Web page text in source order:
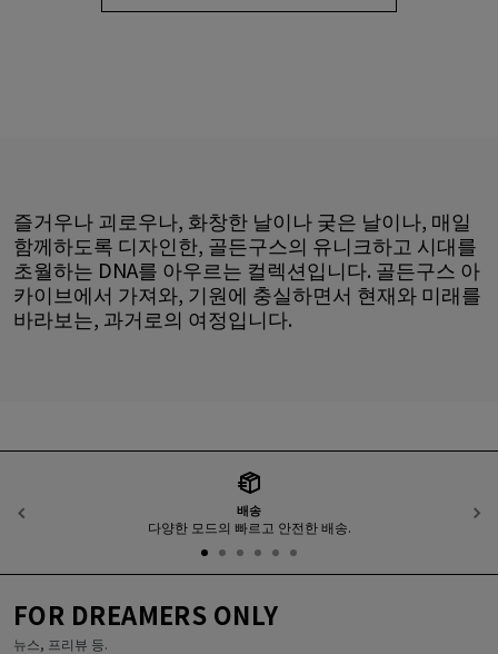
즐거우나 괴로우나, 화창한 날이나 궂은 날이나, 매일
함께하도록 디자인한, 골든구스의 유니크하고 시대를
초월하는 DNA를 아우르는 컬렉션입니다. 골든구스 아
카이브에서 가져와, 기원에 충실하면서 현재와 미래를
바라보는, 과거로의 여정입니다.
배송
다양한 모드의 빠르고 안전한 배송.
이전
FOR DREAMERS ONLY
뉴스, 프리뷰 등.